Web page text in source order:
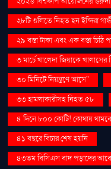
২৮টি গুলিতে নিহত হন ইন্দিরা
২৯ বস্তা টাকা এবং এক বস্তা চিঠি
৩ মার্চে খালেদা জিয়াকে
৩০ মিনিটে নিয়ন্ত্রণে আসে"
৩৩ হামলাকারীসহ নিহত ৫৮
৪ দিনে ৮০০ কোটি! কোথায়
৪১ বছরে বিচার শেষ হয়নি
৪৩তম বিসিএস বাদ পড়াদের